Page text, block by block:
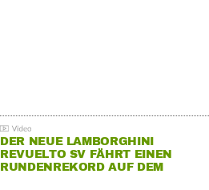
DER NEUE LAMBORGHINI
REVUELTO SV FÄHRT EINEN
RUNDENREKORD AUF DEM